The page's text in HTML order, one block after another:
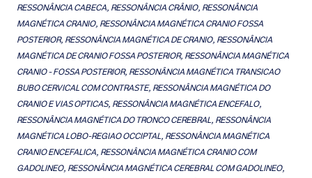
RESSONÂNCIA CABECA, RESSONÂNCIA CRÂNIO, RESSONÂNCIA
MAGNÉTICA CRANIO, RESSONÂNCIA MAGNÉTICA CRANIO FOSSA
POSTERIOR, RESSONÂNCIA MAGNÉTICA DE CRANIO, RESSONÂNCIA
MAGNÉTICA DE CRANIO FOSSA POSTERIOR, RESSONÂNCIA MAGNÉTICA
CRANIO - FOSSA POSTERIOR, RESSONÂNCIA MAGNÉTICA TRANSICAO
BUBO CERVICAL COM CONTRASTE, RESSONÂNCIA MAGNÉTICA DO
CRANIO E VIAS OPTICAS, RESSONÂNCIA MAGNÉTICA ENCEFALO,
RESSONÂNCIA MAGNÉTICA DO TRONCO CEREBRAL, RESSONÂNCIA
MAGNÉTICA LOBO-REGIAO OCCIPTAL, RESSONÂNCIA MAGNÉTICA
CRANIO ENCEFALICA, RESSONÂNCIA MAGNÉTICA CRANIO COM
GADOLINEO, RESSONÂNCIA MAGNÉTICA CEREBRAL COM GADOLINEO,